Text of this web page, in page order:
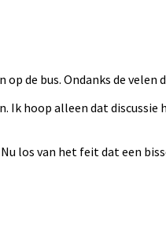
de bus. Ondanks de
hoop alleen dat
los van het feit dat een